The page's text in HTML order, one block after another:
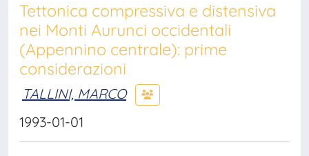
Tettonica compressiva e distensiva
nei Monti Aurunci occidentali
(Appennino centrale): prime
considerazioni
TALLINI, MARCO
1993-01-01